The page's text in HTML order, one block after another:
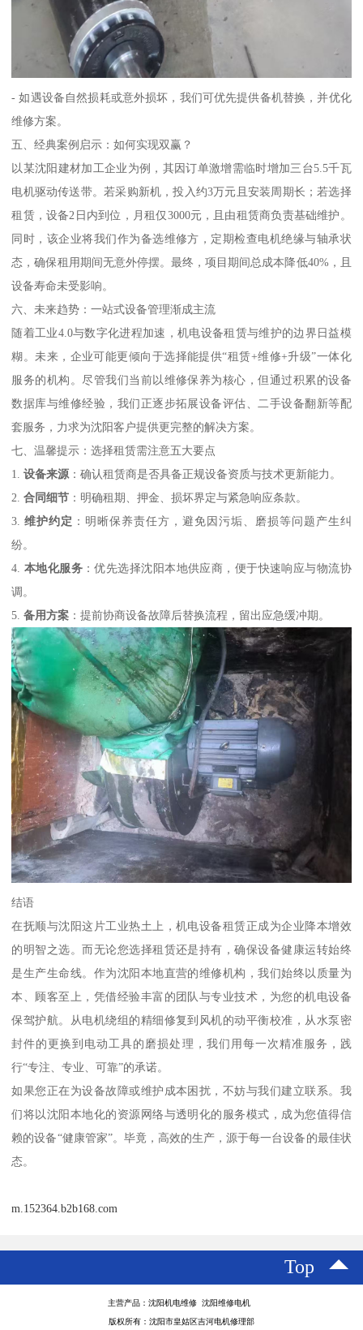
- 如遇设备自然损耗或意外损坏，我们可优先提供备机替换，并优化
维修方案。
五、经典案例启示：如何实现双赢？
以某沈阳建材加工企业为例，其因订单激增需临时增加三台5.5千瓦
电机驱动传送带。若采购新机，投入约3万元且安装周期长；若选择
租赁，设备2日内到位，月租仅3000元，且由租赁商负责基础维护。
同时，该企业将我们作为备选维修方，定期检查电机绝缘与轴承状
态，确保租用期间无意外停摆。最终，项目期间总成本降低40%，且
设备寿命未受影响。
六、未来趋势：一站式设备管理渐成主流
随着工业4.0与数字化进程加速，机电设备租赁与维护的边界日益模
糊。未来，企业可能更倾向于选择能提供“租赁+维修+升级”一体化
服务的机构。尽管我们当前以维修保养为核心，但通过积累的设备
数据库与维修经验，我们正逐步拓展设备评估、二手设备翻新等配
套服务，力求为沈阳客户提供更完整的解决方案。
七、温馨提示：选择租赁需注意五大要点
1.设备来源 ：确认租赁商是否具备正规设备资质与技术更新能力。
2.合同细节 ：明确租期、押金、损坏界定与紧急响应条款。
3.维护约定 ：明晰保养责任方，避免因污垢、磨损等问题产生纠
纷。
4. 本地化服务 ：优先选择沈阳本地供应商，便于快速响应与物流协
调。
5.备用方案 ：提前协商设备故障后替换流程，留出应急缓冲期。
结语
在抚顺与沈阳这片工业热土上，机电设备租赁正成为企业降本增效
的明智之选。而无论您选择租赁还是持有，确保设备健康运转始终
是生产生命线。作为沈阳本地直营的维修机构，我们始终以质量为
本、顾客至上，凭借经验丰富的团队与专业技术，为您的机电设备
保驾护航。从电机绕组的精细修复到风机的动平衡校准，从水泵密
封件的更换到电动工具的磨损处理，我们用每一次精准服务，践
行“专注、专业、可靠”的承诺。
如果您正在为设备故障或维护成本困扰，不妨与我们建立联系。我
们将以沈阳本地化的资源网络与透明化的服务模式，成为您值得信
赖的设备“健康管家”。毕竟，高效的生产，源于每一台设备的最佳状
态。
m.152364.b2b168.com
Top
主营产品：沈阳机电维修 沈阳维修电机
版权所有：沈阳市皇姑区吉河电机修理部